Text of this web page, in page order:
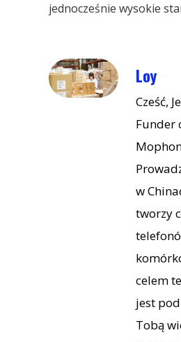
jednocześnie wysokie
Loy
Cześć,
Funder
w
tworzy
celem
jest
Tobą